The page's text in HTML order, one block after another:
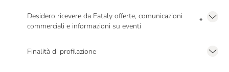
Desidero ricevere da Eataly offerte, comunicazioni
commerciali e informazioni su eventi
*
Finalità di profilazione